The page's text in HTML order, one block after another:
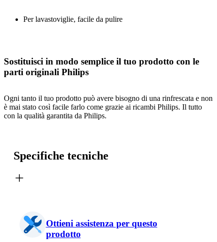
Per lavastoviglie, facile da pulire
Sostituisci in modo semplice il tuo prodotto con le
parti originali Philips
Ogni tanto il tuo prodotto può avere bisogno di una rinfrescata e non
è mai stato così facile farlo come grazie ai ricambi Philips. Il tutto
con la qualità garantita da Philips.
Specifiche tecniche
Ottieni assistenza per questo
prodotto